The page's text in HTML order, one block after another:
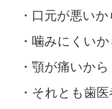
・口元が悪いか
・噛みにくいか
・顎が痛いから
・それとも歯